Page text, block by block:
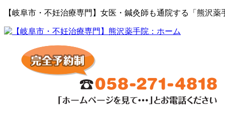
【岐阜市・不妊治療専門】女医・鍼灸師も通院する「熊沢薬